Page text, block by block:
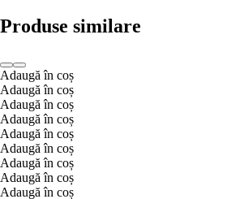
Produse similare
Adaugă în coș
Adaugă în coș
Adaugă în coș
Adaugă în coș
Adaugă în coș
Adaugă în coș
Adaugă în coș
Adaugă în coș
Adaugă în coș